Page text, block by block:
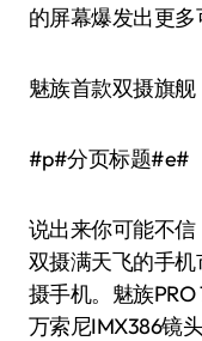
的屏幕爆发出更多
魅族首款双摄旗舰
#p#分页标题#e#
说出来你可能不
双摄满天飞的手机
摄手机。魅族PRO
万索尼IMX386镜